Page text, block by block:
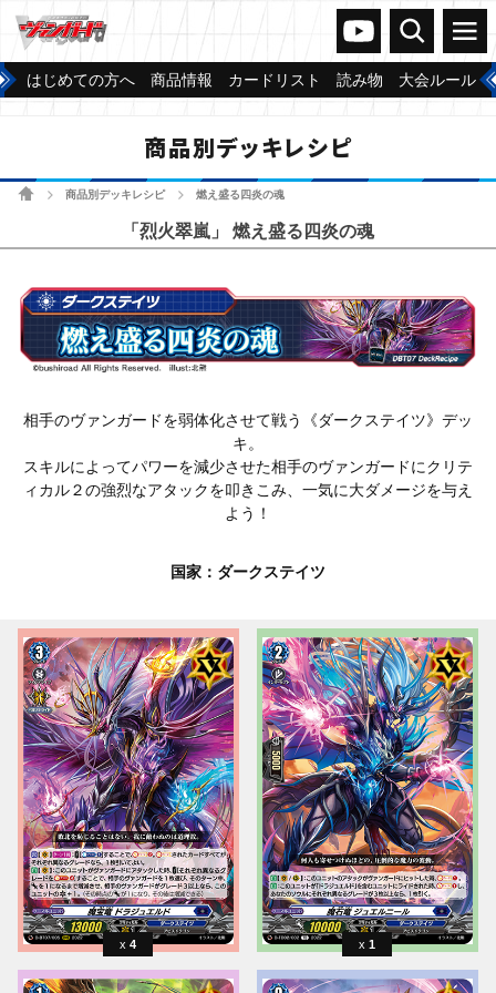
ヴァンガードch
検索 メニュー
はじめての方へ 商品情報 カードリスト 読み物 大会ルール
商品別デッキレシピ
ホーム商品別デッキレシピ 燃え盛る四炎の魂
「烈火翠嵐」 燃え盛る四炎の魂
相手のヴァンガードを弱体化させて戦う《ダークステイツ》デッ
キ。
スキルによってパワーを減少させた相手のヴァンガードにクリテ
ィカル２の強烈なアタックを叩きこみ、一気に大ダメージを与え
よう！
国家：ダークステイツ
4 1